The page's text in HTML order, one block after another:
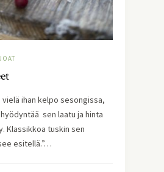
vielä ihan kelpo sesongissa,
sen laatu ja hinta
Klassikkoa tuskin sen
esitellä.”…